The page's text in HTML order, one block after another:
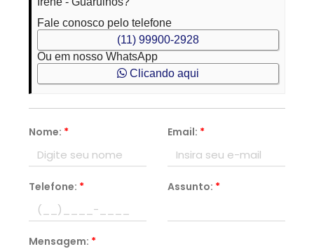
Fale conosco pelo telefone
(11) 99900-2928
Ou em nosso WhatsApp
Clicando aqui
Nome: * Email: *
Telefone: * Assunto: *
Mensagem: *